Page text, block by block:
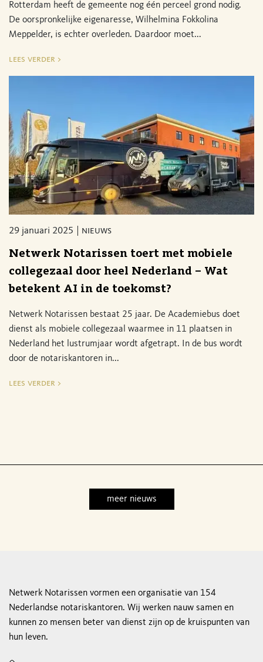
Rotterdam heeft de gemeente nog één perceel grond nodig.
De oorspronkelijke eigenaresse, Wilhelmina Fokkolina
Meppelder, is echter overleden. Daardoor moet...
lees verder >
29 januari 2025 nieuws
Netwerk Notarissen toert met mobiele
collegezaal door heel Nederland – Wat
betekent AI in de toekomst?
Netwerk Notarissen bestaat 25 jaar. De Academiebus doet
dienst als mobiele collegezaal waarmee in 11 plaatsen in
Nederland het lustrumjaar wordt afgetrapt. In de bus wordt
door de notariskantoren in...
lees verder >
meer nieuws
Netwerk Notarissen vormen een organisatie van 154
Nederlandse notariskantoren. Wij werken nauw samen en
kunnen zo mensen beter van dienst zijn op de kruispunten van
hun leven.